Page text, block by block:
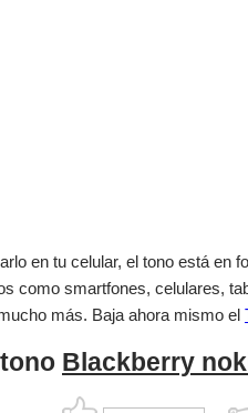
en tu celular, el tono está en
como smartfones, celulares,
más. Baja ahora mismo el
Blackberry